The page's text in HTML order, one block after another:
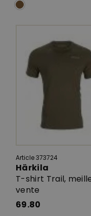
Article 373724
Härkila
T-shirt Trail,
vente
69.80